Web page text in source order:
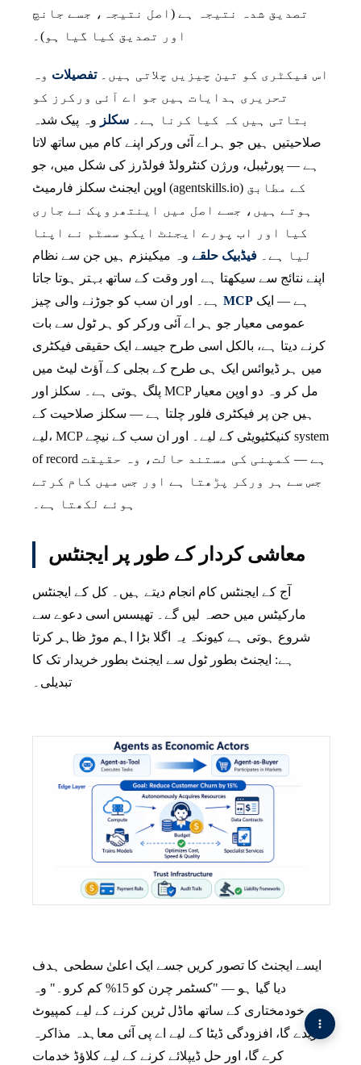
تصدیق شدہ نتیجہ ہے (اصل نتیجہ، جسے جانچ
اور تصدیق کیا گیا ہو)۔
اس فیکٹری کو تین چیزیں چلاتی ہیں۔تفصیلات وہ
تحریری ہدایات ہیں جو اے آئی ورکرز کو
بتاتی ہیں کہ کیا کرنا ہے۔ سکلز وہ پیک شدہ
صلاحیتیں ہیں جو ہر اے آئی ورکر اپنے کام میں ساتھ لاتا
ہے — پورٹیبل، ورژن کنٹرولڈ فولڈرز کی شکل میں، جو
اوپن ایجنٹ سکلز فارمیٹ (agentskills.io) کے مطابق
ہوتے ہیں، جسے اصل میں اینتھروپک نے جاری
کیا اور اب پورے ایجنٹ ایکو سسٹم نے اپنا
لیا ہے۔ فیڈبیک حلقے وہ میکینزم ہیں جن سے نظام
اپنے نتائج سے سیکھتا ہے اور وقت کے ساتھ بہتر ہوتا جاتا
MCP
عمومی معیار جو ہر اے آئی ورکر کو ہر ٹول سے بات
کرنے دیتا ہے، بالکل اسی طرح جیسے ایک حقیقی فیکٹری
میں ہر ڈیوائس ایک ہی طرح کے بجلی کے آؤٹ لیٹ میں
پلگ ہوتی ہے۔ سکلز اور MCP مل کر وہ دو اوپن معیار
ہیں جن پر فیکٹری فلور چلتا ہے — سکلز صلاحیت کے
لیے، MCP کنیکٹیویٹی کے لیے۔ اور ان سب کے نیچے system
of record ہے — کمپنی کی مستند حالت، وہ حقیقت
جس سے ہر ورکر پڑھتا ہے اور جس میں کام کرتے
ہوئے لکھتا ہے۔
معاشی کردار کے طور پر ایجنٹس
آج کے ایجنٹس کام انجام دیتے ہیں۔ کل کے ایجنٹس
مارکیٹس میں حصہ لیں گے۔ تھیسس اسی دعوے سے
شروع ہوتی ہے کیونکہ یہ اگلا بڑا اہم موڑ ظاہر کرتا
ہے: ایجنٹ بطور ٹول سے ایجنٹ بطور خریدار تک کا
تبدیلی۔
ایسے ایجنٹ کا تصور کریں جسے ایک اعلیٰ سطحی ہدف
دیا گیا ہو — "کسٹمر چرن کو 15% کم کرو۔" وہ
خودمختاری کے ساتھ ماڈل ٹرین کرنے کے لیے کمپیوٹ
خریدے گا، افزودگی ڈیٹا کے لیے اے پی آئی معاہدہ مذاکرہ
کرے گا، اور حل ڈیپلائے کرنے کے لیے کلاؤڈ خدمات